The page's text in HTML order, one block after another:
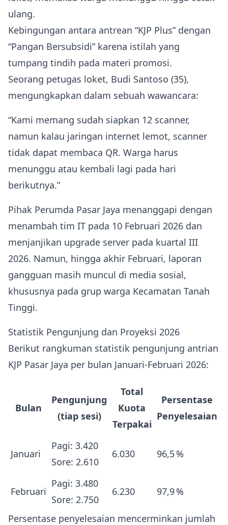
ulang.
Kebingungan antara antrean “KJP Plus” dengan
“Pangan Bersubsidi” karena istilah yang
tumpang tindih pada materi promosi.
Seorang petugas loket, Budi Santoso (35),
mengungkapkan dalam sebuah wawancara:
“Kami memang sudah siapkan 12 scanner,
namun kalau jaringan internet lemot, scanner
tidak dapat membaca QR. Warga harus
menunggu atau kembali lagi pada hari
berikutnya.”
Pihak Perumda Pasar Jaya menanggapi dengan
menambah tim IT pada 10 Februari 2026 dan
menjanjikan upgrade server pada kuartal III
2026. Namun, hingga akhir Februari, laporan
gangguan masih muncul di media sosial,
khususnya pada grup warga Kecamatan Tanah
Tinggi.
Statistik Pengunjung dan Proyeksi 2026
Berikut rangkuman statistik pengunjung antrian
KJP Pasar Jaya per bulan Januari‑Februari 2026:
Bulan
Pengunjung
(tiap sesi)
Total
Kuota
Terpakai
Persentase
Penyelesaian
Januari
Pagi: 3.420
Sore: 2.610
6.030 96,5 %
Februari
Pagi: 3.480
Sore: 2.750
6.230 97,9 %
Persentase penyelesaian mencerminkan jumlah